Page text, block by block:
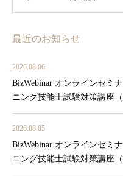
最近のお知らせ
2026.08.06
BizWebinar オンラインセミ
ニング技能士試験対策講座
2026.08.05
BizWebinar オンラインセミ
ニング技能士試験対策講座